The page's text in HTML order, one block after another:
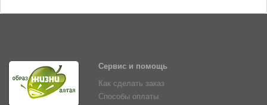
Сервис и помощь
Как сделать заказ
Способы оплаты